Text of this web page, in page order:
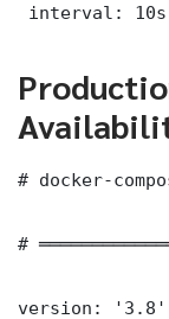
interval: 10s
# docker-
#
version: '3.8'